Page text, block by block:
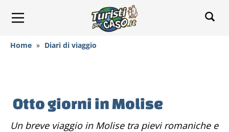
Home » Diari di viaggio
Otto giorni in Molise
Un breve viaggio in Molise tra pievi romaniche e